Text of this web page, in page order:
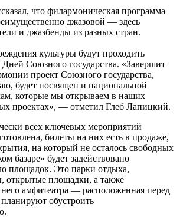
что филармоническая программа
джазовой — здесь
и джазбенды из разных стран.
культуры будут проходить
Союзного государства. «Завершит
проект Союзного государства,
будет посвящен и национальной
которые мы открываем в наших
проектах», — отметил Глеб Лапицкий.
всех ключевых мероприятий
билеты на них есть в продаже,
на который не осталось свободных
базаре» будет задействовано
площадок. Это парки отдыха,
открытые площадки, а также
амфитеатра — расположенная перед
обустроить